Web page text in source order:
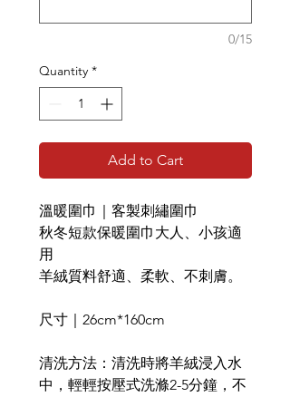
0/15
Quantity *
Add to Cart
溫暖圍巾｜客製刺繡圍巾
秋冬短款保暖圍巾大人、小孩適
用
羊絨質料舒適、柔軟、不刺膚。
尺寸｜26cm*160cm
清洗方法：清洗時將羊絨浸入水
中，輕輕按壓式洗滌2-5分鐘，不